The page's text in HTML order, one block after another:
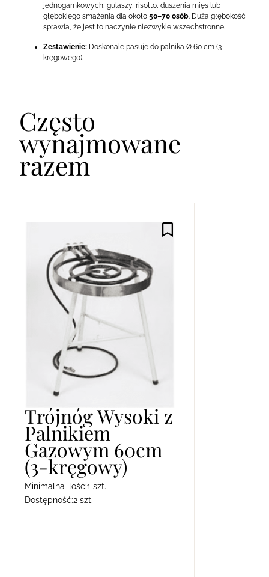
jednogarnkowych, gulaszy, risotto, duszenia mięs lub
głębokiego smażenia dla około 50–70 osób. Duża głębokość
sprawia, że jest to naczynie niezwykle wszechstronne.
Zestawienie: Doskonale pasuje do palnika Ø 60 cm (3-
kręgowego).
Często
wynajmowane
razem
Trójnóg Wysoki z
Palnikiem
Gazowym 60cm
(3-kręgowy)
Minimalna ilość:1 szt.
Dostępność:2 szt.